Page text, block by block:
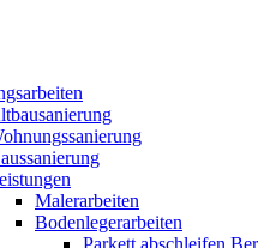
Malerarbeiten
Bodenlegerarbeiten